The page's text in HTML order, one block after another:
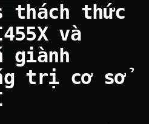
thách thức
và
giành
trị cơ sở